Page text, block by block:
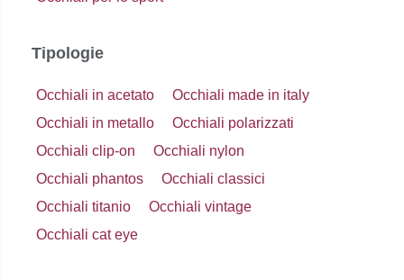
Tipologie
Occhiali in acetato
Occhiali made in italy
Occhiali in metallo
Occhiali polarizzati
Occhiali clip-on
Occhiali nylon
Occhiali phantos
Occhiali classici
Occhiali titanio
Occhiali vintage
Occhiali cat eye